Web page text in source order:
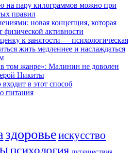
на пару килограммов можно при
правил
новая концепция, которая
физической активности
к занятости — психологическая
жить медленнее и наслаждаться
в том жанре»: Малинин не доволен
Никиты
в этот способ
питания
здоровьеискусство
психология путешествия